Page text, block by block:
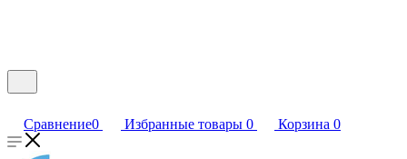
Сравнение0 Избранные товары 0 Корзина 0